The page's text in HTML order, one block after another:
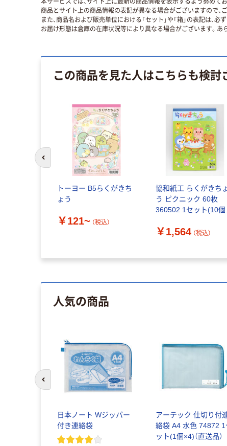
商品とサイト上の商品情報の表記が異なる場合がございますので、
また、商品名および販売単位における「セット」や「箱」の表記は、
お届け形態は倉庫の在庫状況等により異なる場合がございます。あ
この商品を見た人はこちらも検討
トーヨー B5らくがきち
ょう
￥121~ （税込）
協和紙工 らくがきちょ
う ピクニック 60枚
360502 1セット(10個
￥1,564 （税込）
前のスライドへ
人気の商品
日本ノート Wジッパー
付き連絡袋
アーテック 仕切り付
絡袋 A4 水色 74872 1
ット(1個×4)（直送品）
前のスライドへ